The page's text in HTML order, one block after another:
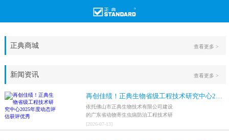
正典商城 查看更多 >
新闻资讯
再创佳绩！正典生物省级工程技术研究中心2025年度动态评估获评优秀
依托佛山市正典生物技术有限公司建设
的广东省动物寄生虫病防治工程技术研
究中心，在全省参评科研平台中综合表
现突出，成功获评最高评价等级“优
[2026-07-13]
查看更多 >